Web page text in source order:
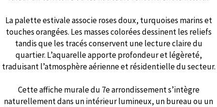
La palette estivale associe roses doux, turquoises marins et
touches orangées. Les masses colorées dessinent les reliefs
tandis que les tracés conservent une lecture claire du
quartier. L’aquarelle apporte profondeur et légèreté,
traduisant l’atmosphère aérienne et résidentielle du secteur.
Cette affiche murale du 7e arrondissement s’intègre
naturellement dans un intérieur lumineux, un bureau ou un